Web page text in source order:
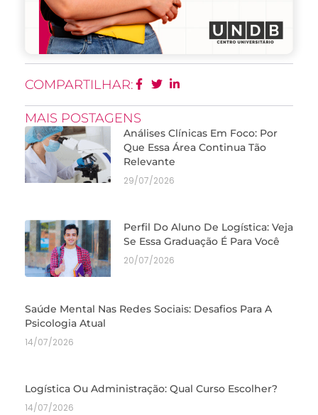
COMPARTILHAR:
MAIS POSTAGENS
Análises Clínicas Em Foco: Por
Que Essa Área Continua Tão
Relevante
29/07/2026
Perfil Do Aluno De Logística: Veja
Se Essa Graduação É Para Você
20/07/2026
Saúde Mental Nas Redes Sociais: Desafios Para A
Psicologia Atual
14/07/2026
Logística Ou Administração: Qual Curso Escolher?
14/07/2026